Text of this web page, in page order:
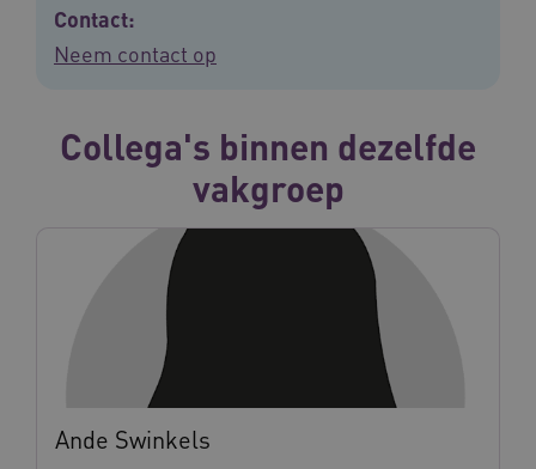
Contact:
Neem contact op
Collega's binnen dezelfde
vakgroep
Ande Swinkels